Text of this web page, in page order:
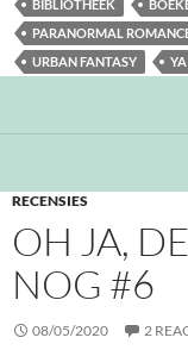
BIBLIOTHEEK
PARANORMAL
URBAN FANTASY
RECENSIES
OH JA,
NOG #6
08/05/2020 2